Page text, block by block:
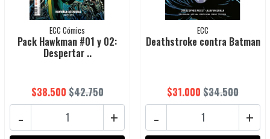
ECC Cómics
Pack Hawkman #01 y 02:
Despertar ..
$38.500$42.750
+
-
ECC
Deathstroke contra Batman
$31.000 $34.500
+
-